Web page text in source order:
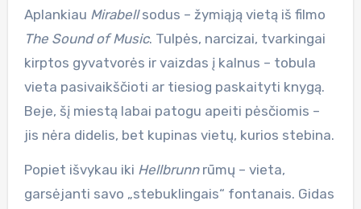
Aplankiau Mirabellsodus – žymiąją vietą iš filmo
The Sound of Music. Tulpės, narcizai, tvarkingai
kirptos gyvatvorės ir vaizdas į kalnus – tobula
vieta pasivaikščioti ar tiesiog paskaityti knygą.
Beje, šį miestą labai patogu apeiti pėsčiomis –
jis nėra didelis, bet kupinas vietų, kurios stebina.
Popiet išvykau iki Hellbrunnrūmų – vieta,
garsėjanti savo „stebuklingais“ fontanais. Gidas